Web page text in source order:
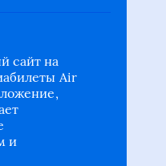
сайт на
Air
и